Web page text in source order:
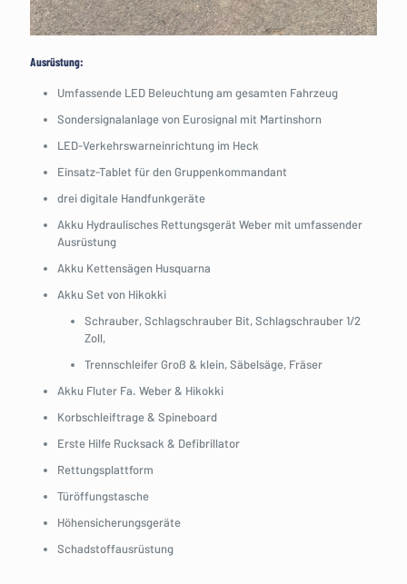
Ausrüstung:
Umfassende LED Beleuchtung am gesamten Fahrzeug
Sondersignalanlage von Eurosignal mit Martinshorn
LED-Verkehrswarneinrichtung im Heck
Einsatz-Tablet für den Gruppenkommandant
drei digitale Handfunkgeräte
Akku Hydraulisches Rettungsgerät Weber mit umfassender
Ausrüstung
Akku Kettensägen Husquarna
Akku Set von Hikokki
Schrauber, Schlagschrauber Bit, Schlagschrauber 1/2
Zoll,
Trennschleifer Groß & klein, Säbelsäge, Fräser
Akku Fluter Fa. Weber & Hikokki
Korbschleiftrage & Spineboard
Erste Hilfe Rucksack & Defibrillator
Rettungsplattform
Türöffungstasche
Höhensicherungsgeräte
Schadstoffausrüstung